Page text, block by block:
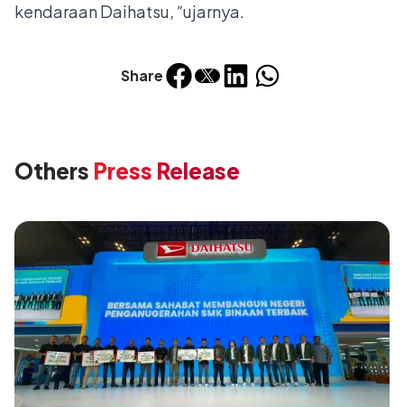
Share
kendaraan Daihatsu,"ujarnya.
Others Press Release